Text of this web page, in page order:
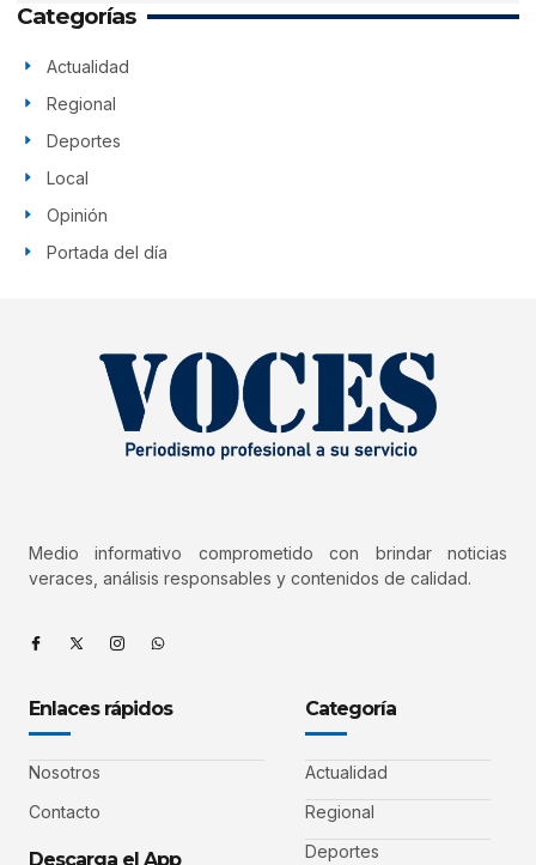
Categorías
Actualidad
Regional
Deportes
Local
Opinión
Portada del día
Medio informativo comprometido con brindar noticias
veraces, análisis responsables y contenidos de calidad.
Enlaces rápidos
Nosotros
Contacto
Descarga el App
Categoría
Actualidad
Regional
Deportes